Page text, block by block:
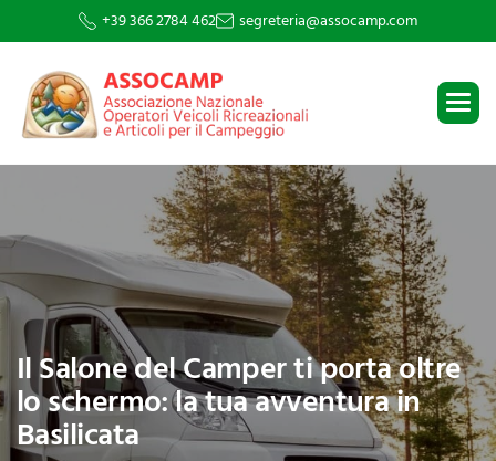
+39 366 2784 462 segreteria@assocamp.com
Il Salone del Camper ti porta oltre
lo schermo: la tua avventura in
Basilicata